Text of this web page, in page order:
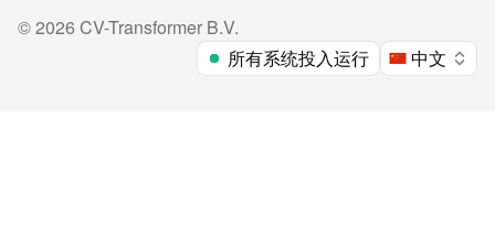
©2026 CV-Transformer B.V.
所有系统投入运行
中文